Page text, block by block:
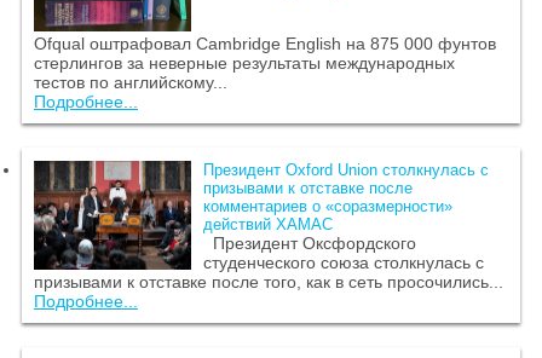
Ofqual оштрафовал Cambridge English на 875 000 фунтов
стерлингов за неверные результаты международных
тестов по английскому...
Подробнее...
Президент Oxford Union столкнулась с
призывами к отставке после
комментариев о «соразмерности»
действий ХАМАС
Президент Оксфордского
студенческого союза столкнулась с
призывами к отставке после того, как в сеть просочились...
Подробнее...